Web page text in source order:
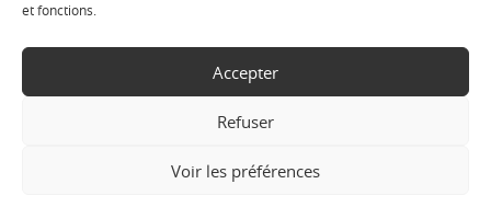
et fonctions.
Accepter
Refuser
Voir les préférences
Copyright Ⓒ
Politique de
- Réalisation :Sukellos - Agence web WordPress -